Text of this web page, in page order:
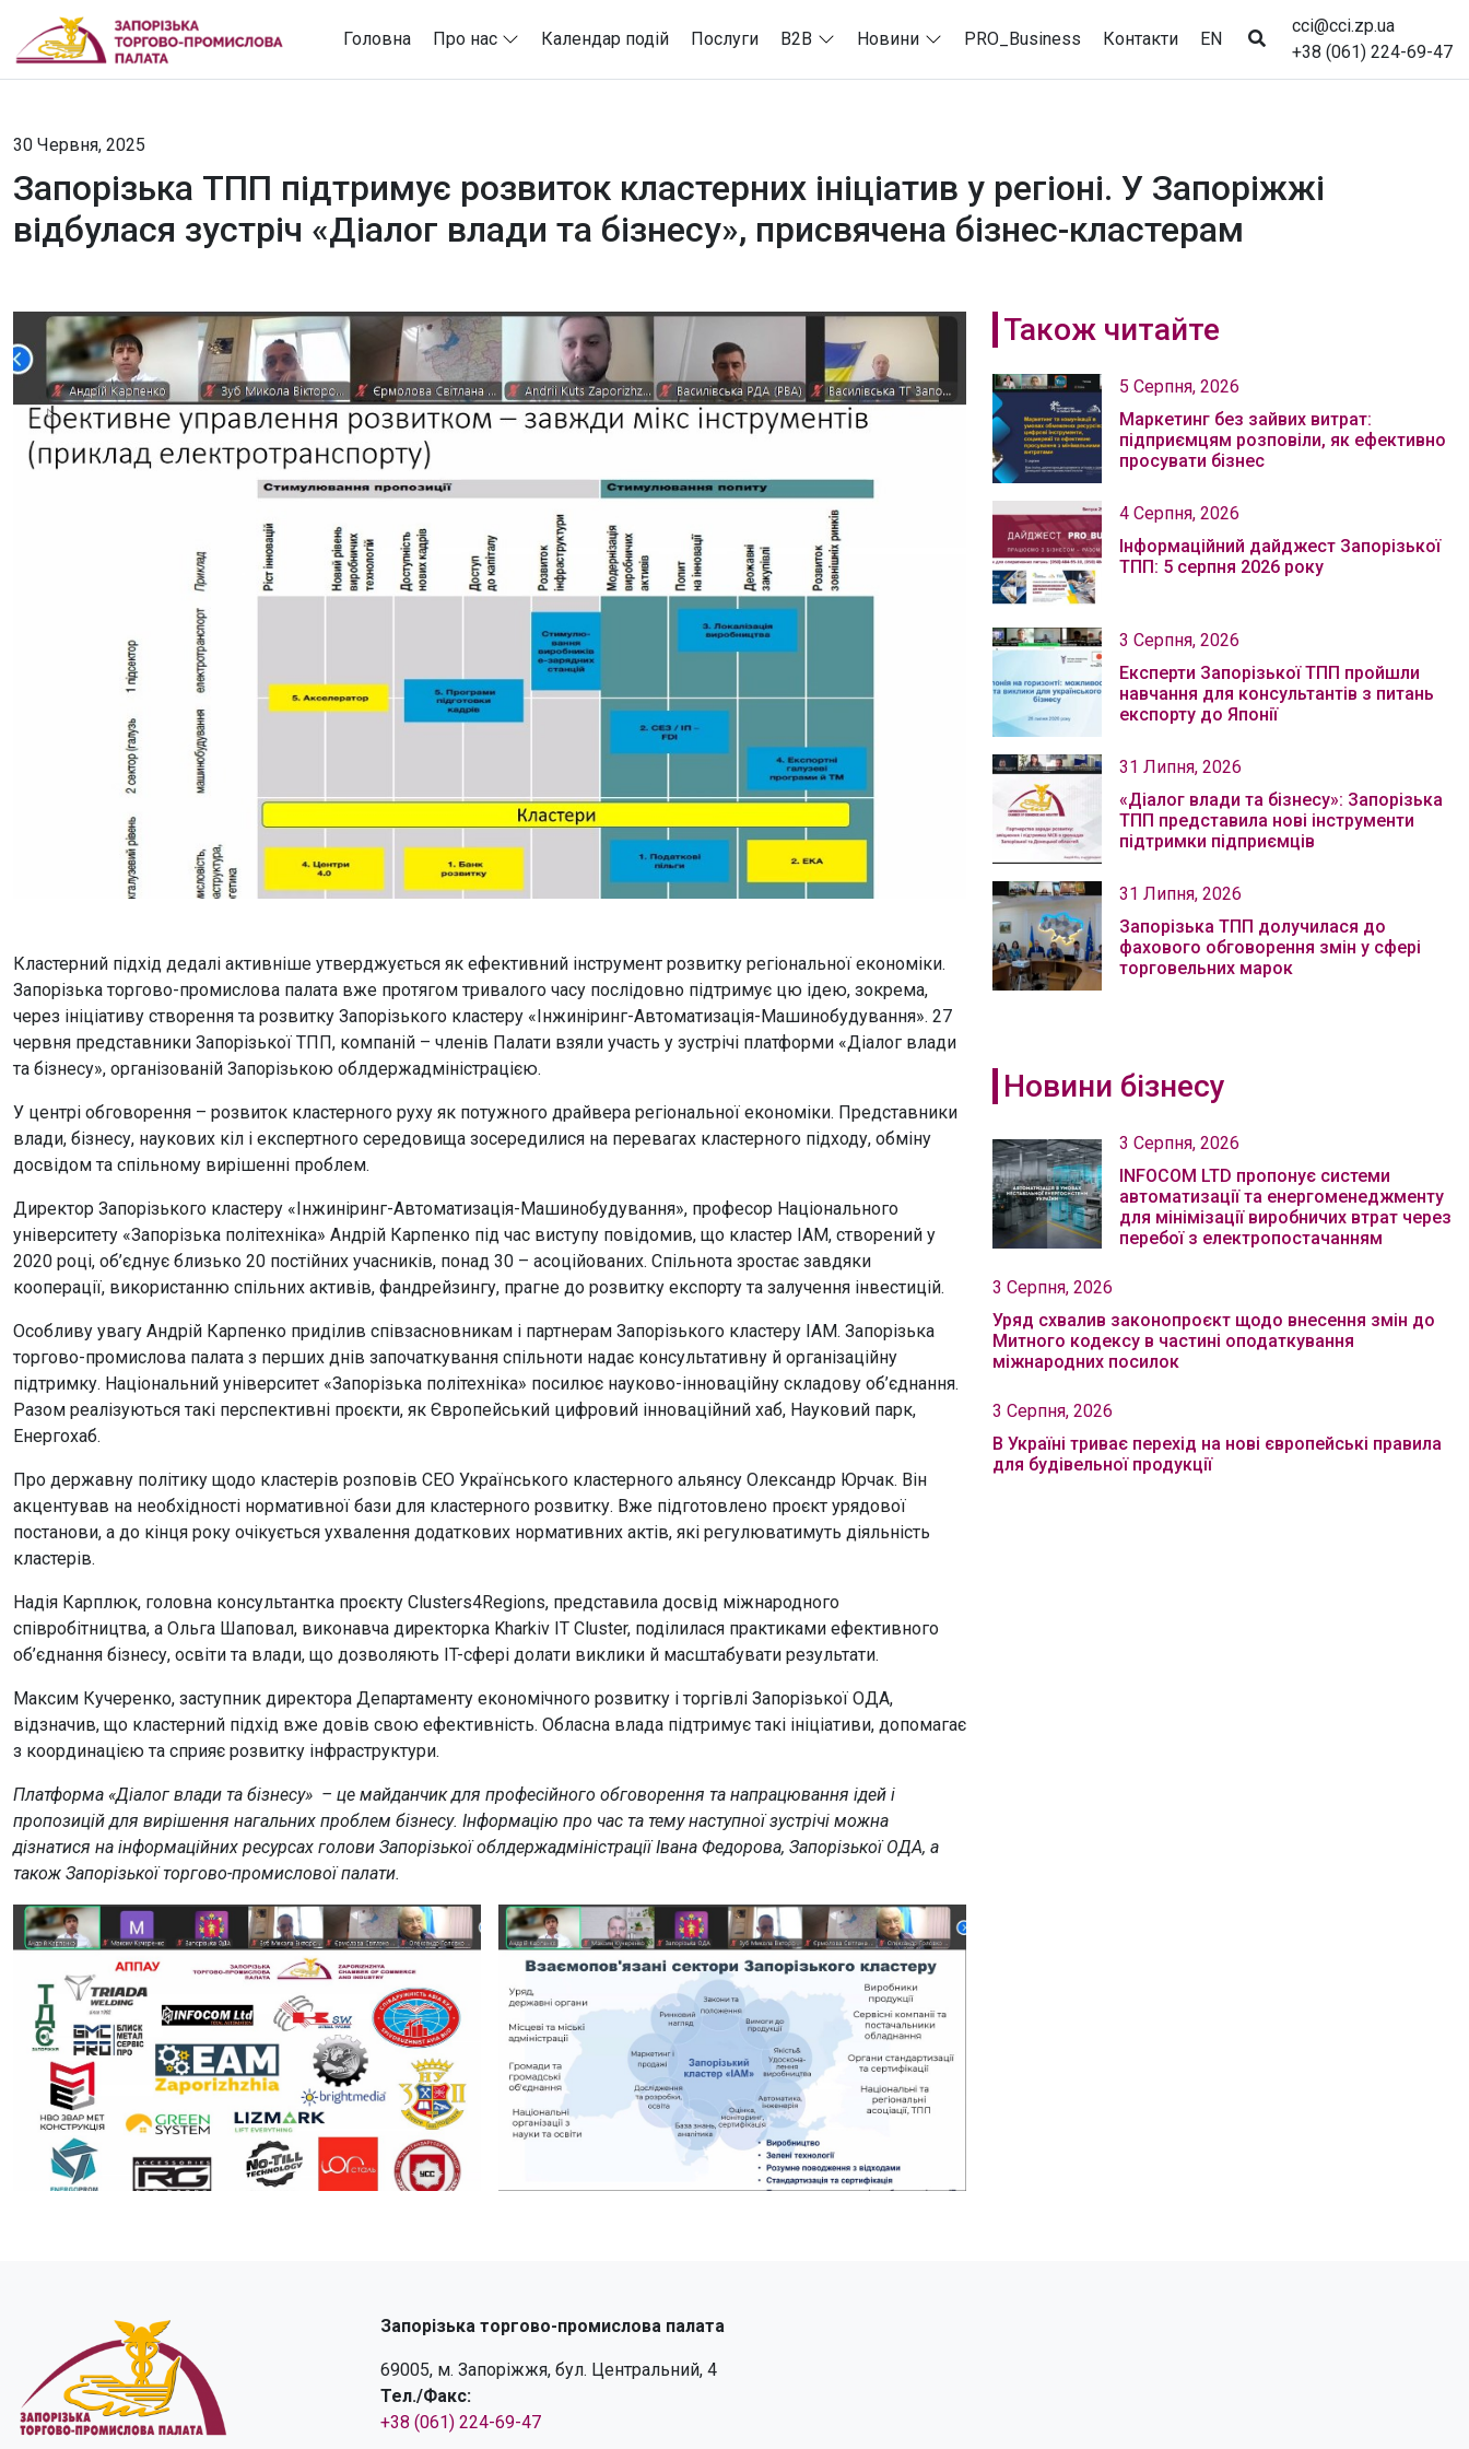
Головна Про нас Календар подій Послуги B2B Новини PRO_Business Контакти EN
cci@cci.zp.ua
+38 (061) 224-69-47
30 Червня, 2025
Запорізька ТПП підтримує розвиток кластерних ініціатив у регіоні. У Запоріжжі
відбулася зустріч «Діалог влади та бізнесу», присвячена бізнес-кластерам
Кластерний підхід дедалі активніше утверджується як ефективний інструмент розвитку регіональної економіки.
Запорізька торгово-промислова палата вже протягом тривалого часу послідовно підтримує цю ідею, зокрема,
через ініціативу створення та розвитку Запорізького кластеру «Інжиніринг-Автоматизація-Машинобудування». 27
червня представники Запорізької ТПП, компаній – членів Палати взяли участь у зустрічі платформи «Діалог влади
та бізнесу», організованій Запорізькою облдержадміністрацією.
У центрі обговорення – розвиток кластерного руху як потужного драйвера регіональної економіки. Представники
влади, бізнесу, наукових кіл і експертного середовища зосередилися на перевагах кластерного підходу, обміну
досвідом та спільному вирішенні проблем.
Директор Запорізького кластеру «Інжиніринг-Автоматизація-Машинобудування», професор Національного
університету «Запорізька політехніка» Андрій Карпенко під час виступу повідомив, що кластер ІАМ, створений у
2020 році, об’єднує близько 20 постійних учасників, понад 30 – асоційованих. Спільнота зростає завдяки
кооперації, використанню спільних активів, фандрейзингу, прагне до розвитку експорту та залучення інвестицій.
Особливу увагу Андрій Карпенко приділив співзасновникам і партнерам Запорізького кластеру ІАМ. Запорізька
торгово-промислова палата з перших днів започаткування спільноти надає консультативну й організаційну
підтримку. Національний університет «Запорізька політехніка» посилює науково-інноваційну складову об’єднання.
Разом реалізуються такі перспективні проєкти, як Європейський цифровий інноваційний хаб, Науковий парк,
Енергохаб.
Про державну політику щодо кластерів розповів СЕО Українського кластерного альянсу Олександр Юрчак. Він
акцентував на необхідності нормативної бази для кластерного розвитку. Вже підготовлено проєкт урядової
постанови, а до кінця року очікується ухвалення додаткових нормативних актів, які регулюватимуть діяльність
кластерів.
Надія Карплюк, головна консультантка проєкту Clusters4Regions, представила досвід міжнародного
співробітництва, а Ольга Шаповал, виконавча директорка Kharkiv IT Cluster, поділилася практиками ефективного
об’єднання бізнесу, освіти та влади, що дозволяють IT-сфері долати виклики й масштабувати результати.
Максим Кучеренко, заступник директора Департаменту економічного розвитку і торгівлі Запорізької ОДА,
відзначив, що кластерний підхід вже довів свою ефективність. Обласна влада підтримує такі ініціативи, допомагає
з координацією та сприяє розвитку інфраструктури.
Платформа «Діалог влади та бізнесу» – це майданчик для професійного обговорення та напрацювання ідей і
пропозицій для вирішення нагальних проблем бізнесу. Інформацію про час та тему наступної зустрічі можна
дізнатися на інформаційних ресурсах голови Запорізької облдержадміністрації Івана Федорова, Запорізької ОДА, а
також Запорізької торгово-промислової палати.
Також читайте
5 Серпня, 2026
Маркетинг без зайвих витрат:
підприємцям розповіли, як ефективно
просувати бізнес
4 Серпня, 2026
Інформаційний дайджест Запорізької
ТПП: 5 серпня 2026 року
3 Серпня, 2026
Експерти Запорізької ТПП пройшли
навчання для консультантів з питань
експорту до Японії
31 Липня, 2026
«Діалог влади та бізнесу»: Запорізька
ТПП представила нові інструменти
підтримки підприємців
31 Липня, 2026
Запорізька ТПП долучилася до
фахового обговорення змін у сфері
торговельних марок
Новини бізнесу
3 Серпня, 2026
INFOCOM LTD пропонує системи
автоматизації та енергоменеджменту
для мінімізації виробничих втрат через
перебої з електропостачанням
3 Серпня, 2026
Уряд схвалив законопроєкт щодо внесення змін до
Митного кодексу в частині оподаткування
міжнародних посилок
3 Серпня, 2026
В Україні триває перехід на нові європейські правила
для будівельної продукції
Запорізька торгово-промислова палата
69005, м. Запоріжжя, бул. Центральний, 4
Тел./Факс:
+38 (061) 224-69-47